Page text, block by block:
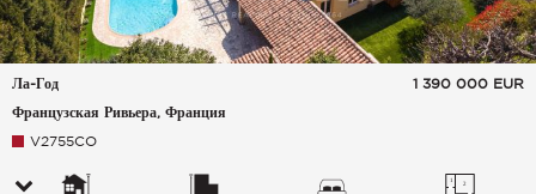
Ла-Год
Французская Ривьера, Франция
1 390 000 EUR
V2755CO